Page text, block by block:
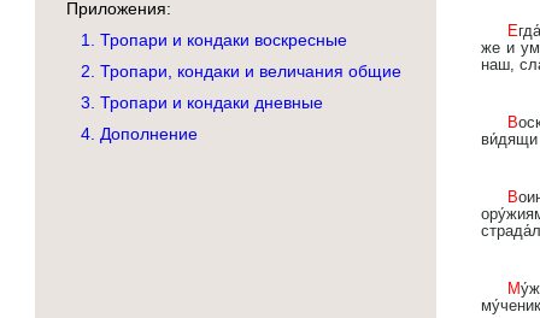
Приложения:
1. Тропари и кондаки воскресные
2. Тропари, кондаки и величания общие
3. Тропари и кондаки дневные
4. Дополнение
Егда́ снизше́л еси́ к сме́рти, Животе́ Безсме́ртный,/ тогда́ ад умертви́л еси́ блиста́нием Божества́;/ егда́
же и
наш,
Воскре́сл еси́ от гро́ба, Всеси́льне Спа́се,/ и ад, ви́дев чу́до, ужасе́ся,/ и ме́ртвии воста́ша;/ тварь же
ви́дящи
Воинствосло́вием и́стинным, страстоте́рпче,/ Небе́снаго Царя́ воево́да предо́брый был еси́, Фео́доре,/
Му́жеством души́ в ве́ру оболки́йся/ и глаго́л Бо́жий, а́ки копие́, в ру́ку взем, врага́ победи́л еси́,/